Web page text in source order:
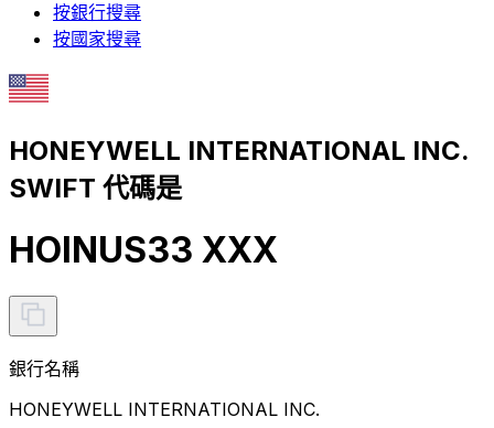
按銀行搜尋
按國家搜尋
HONEYWELL INTERNATIONAL INC.
SWIFT 代碼是
HOINUS33 XXX
銀行名稱
HONEYWELL INTERNATIONAL INC.